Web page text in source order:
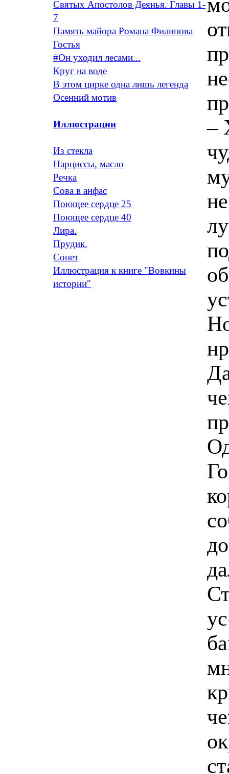
Святых Апостолов Деянья. Главы 1-
7
Память майора Романа Филипова
Гостья
#Он уходил лесами...
Круг на воде
В этом цирке одна лишь легенда
Осенний мотив
Иллюстрации
Из стекла
Нарциссы, масло
Речка
Сова в анфас
Поющее сердце 25
Поющее сердце 40
Лира.
Прудик.
Сонет
Иллюстрация к книге "Вовкины
истории"
–